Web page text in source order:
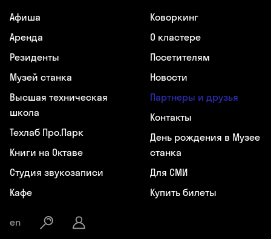
Афиша
Аренда
Резиденты
Музей станка
Высшая техническая
школа
Техлаб Про.Парк
Книги на Октаве
Студия звукозаписи
Кафе
Коворкинг
О кластере
Посетителям
Новости
Партнеры и друзья
Контакты
День рождения в Музее
станка
Для СМИ
Купить билеты
en